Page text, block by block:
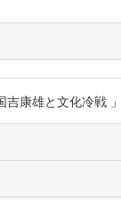
康雄と文化冷戦